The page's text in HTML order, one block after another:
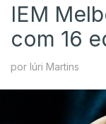
IEM
com 16
por Iúri Martins